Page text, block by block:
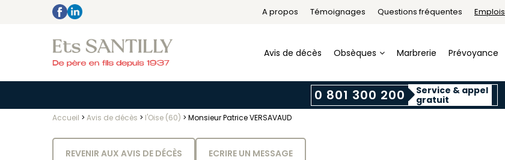
A propos Témoignages Questions fréquentes Emplois
Avis de décès Obsèques Marbrerie Prévoyance
0 801 300 200
Service & appel
gratuit
Accueil > Avis de décès > l'Oise (60) > Monsieur Patrice VERSAVAUD
REVENIR AUX AVIS DE DÉCÈS ECRIRE UN MESSAGE